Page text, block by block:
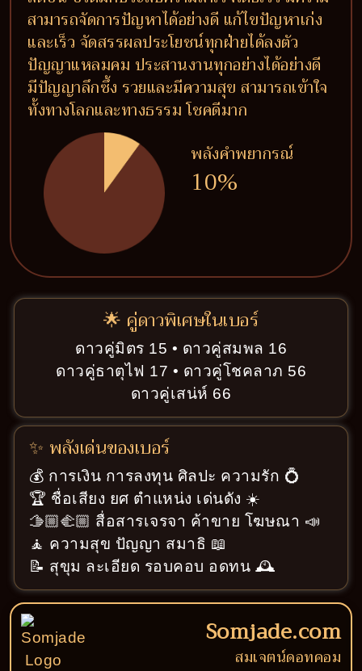
สามารถจัดการปัญหาได้อย่างดี แก้ไขปัญหาเก่ง
และเร็ว จัดสรรผลประโยชน์ทุกฝ่ายได้ลงตัว
ปัญญาแหลมคม ประสานงานทุกอย่างได้อย่างดี
มีปัญญาลึกซึ้ง รวยและมีความสุข สามารถเข้าใจ
ทั้งทางโลกและทางธรรม โชคดีมาก
พลังคำพยากรณ์
10%
🌟 คู่ดาวพิเศษในเบอร์
ดาวคู่มิตร 15 • ดาวคู่สมพล 16
ดาวคู่ธาตุไฟ 17 • ดาวคู่โชคลาภ 56
ดาวคู่เสน่ห์ 66
✨ พลังเด่นของเบอร์
💰 การเงิน การลงทุน ศิลปะ ความรัก 💍
🏆 ชื่อเสียง ยศ ตำแหน่ง เด่นดัง ☀️
🫱🏼‍🫲🏼 สื่อสารเจรจา ค้าขาย โฆษณา 📣
🧘 ความสุข ปัญญา สมาธิ 📖
📝 สุขุม ละเอียด รอบคอบ อดทน 🕰️
Somjade.com
สมเจตน์ดอทคอม